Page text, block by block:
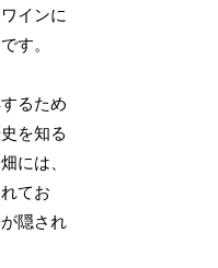
インに
す。
るため
を知る
には、
てお
隠され